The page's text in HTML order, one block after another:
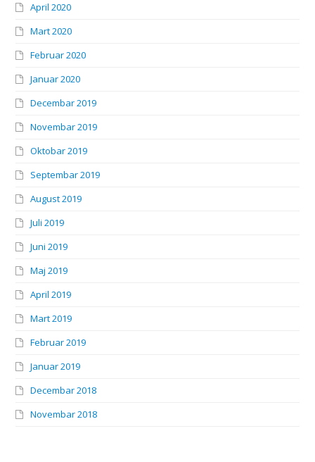
April 2020
Mart 2020
Februar 2020
Januar 2020
Decembar 2019
Novembar 2019
Oktobar 2019
Septembar 2019
August 2019
Juli 2019
Juni 2019
Maj 2019
April 2019
Mart 2019
Februar 2019
Januar 2019
Decembar 2018
Novembar 2018